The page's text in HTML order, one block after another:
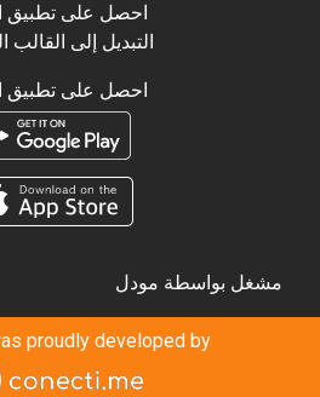
احصل على تطبيق
التبديل إلى القالب
احصل على تطبيق
مشغل بواسطة مودل
proudly developed by